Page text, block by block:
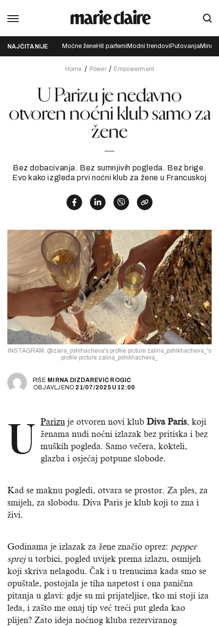
NAJČITANIJE Moćne ženeHit parfemi Modni trendovi Putovanja
Home Power Empowerment
U Parizu je nedavno
otvoren noćni klub samo za
žene
Bez dobacivanja. Bez sumnjivih pogleda. Bez brige.
Evo kako izgleda prvi noćni klub za žene u Francuskoj
INSTAGRAM: @zaira_pshihacheva's profile picture zalina_pshikhacheva_'s
profile picture zalina_pshikhacheva_
PIŠE MIRNA DIZDAREVIĆ ROGIĆ
OBJAVLJENO 21/07/2025 U 12:00
U Parizu je otvoren novi klub Diva Paris, koji
ženama nudi noćni izlazak bez pritiska i bez
muških pogleda. Samo večera, kokteli,
glazba i osjećaj potpune slobode.
Kad se maknu pogledi, otvara se prostor. Za ples, za
smijeh, za slobodu. Diva Paris je klub koji to zna i
živi.
Godinama je izlazak za žene značio oprez: pepper
spreju torbici, pogled uvijek prema izlazu, osmijeh
koji skriva nelagodu. Čak i u trenucima kada smo se
opuštale, postojala je tiha napetost i ona panična
pitanja u glavi: gdje su mi prijateljice, tko mi stoji iza
leđa, i zašto me onaj tip već treći put gleda kao
plijen? Zato ideja noćnog kluba rezerviranog